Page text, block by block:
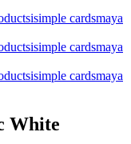
White